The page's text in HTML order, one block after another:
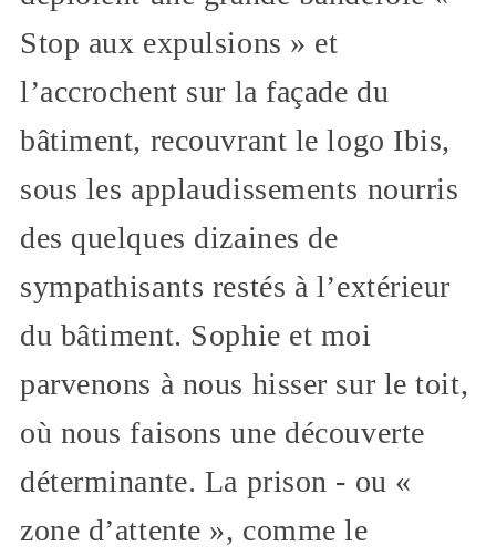
Stop aux expulsions » et
l’accrochent sur la façade du
bâtiment, recouvrant le logo Ibis,
sous les applaudissements nourris
des quelques dizaines de
sympathisants restés à l’extérieur
du bâtiment. Sophie et moi
parvenons à nous hisser sur le toit,
où nous faisons une découverte
déterminante. La prison - ou «
zone d’attente », comme le